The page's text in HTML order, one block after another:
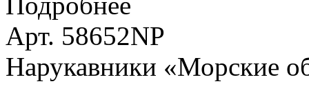
Арт. 58652NP
Нарукавники «Морские